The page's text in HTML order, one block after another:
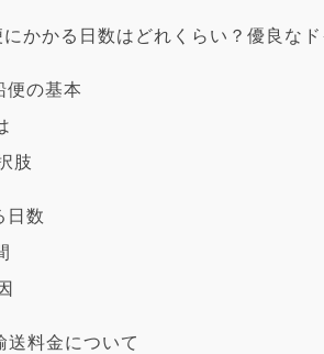
にかかる日数はどれくらい？優良な
便の基本
肢
日数
送料金について